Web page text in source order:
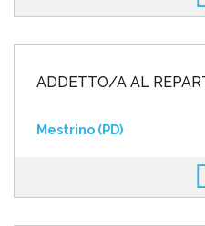
ADDETTO/A AL
Mestrino (PD)